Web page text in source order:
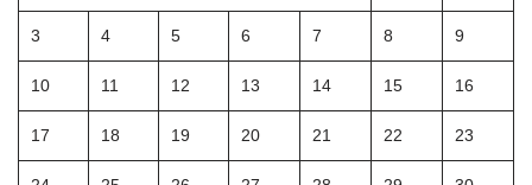
3 4 5 6 7 8 9
10 11 12 13 14 15 16
17 18 19 20 21 22 23